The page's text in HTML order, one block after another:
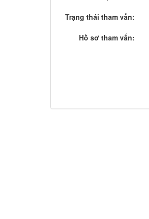
Trạng thái tham vấn:
Hồ sơ tham vấn: